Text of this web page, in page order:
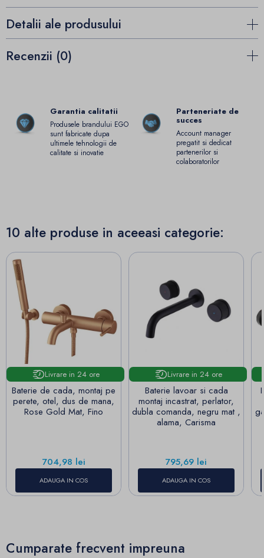
Detalii ale produsului
Recenzii (0)
Garantia calitatii
Produsele brandului EGO
sunt fabricate dupa
ultimele tehnologii de
calitate si inovatie
Parteneriate de
succes
Account manager
pregatit si dedicat
partenerilor si
colaboratorilor
10 alte produse in aceeasi categorie:
Livrare in 24 ore
Baterie de cada, montaj pe
perete, otel, dus de mana,
Rose Gold Mat, Fino
Pret
704,98 lei
ADAUGA IN COS
Livrare in 24 ore
Baterie lavoar si cada
montaj incastrat, perlator,
dubla comanda, negru mat ,
alama, Carisma
Pret
795,69 lei
ADAUGA IN COS
Cumparate frecvent impreuna